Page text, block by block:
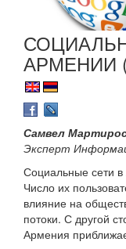
АРМЕНИИ
Самвел
Эксперт
Социальные сети
Число их
влияние на
потоки. С другой
Армения